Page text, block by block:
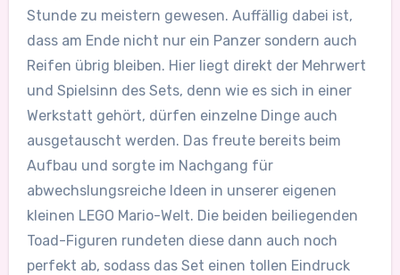
Stunde zu meistern gewesen. Auffällig dabei ist,
dass am Ende nicht nur ein Panzer sondern auch
Reifen übrig bleiben. Hier liegt direkt der Mehrwert
und Spielsinn des Sets, denn wie es sich in einer
Werkstatt gehört, dürfen einzelne Dinge auch
ausgetauscht werden. Das freute bereits beim
Aufbau und sorgte im Nachgang für
abwechslungsreiche Ideen in unserer eigenen
kleinen LEGO Mario-Welt. Die beiden beiliegenden
Toad-Figuren rundeten diese dann auch noch
perfekt ab, sodass das Set einen tollen Eindruck